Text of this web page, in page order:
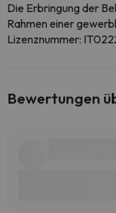
Die Erbringung der
Rahmen einer
Lizenznummer:
Bewertungen